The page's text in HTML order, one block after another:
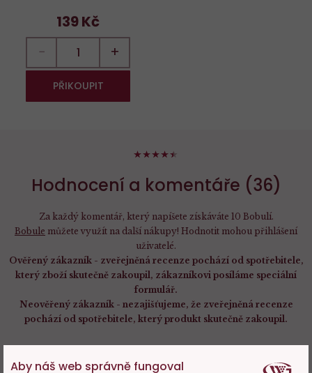
139 Kč
− +
PŘIKOUPIT
Hodnocení a komentáře (36)
88%
Za každý komentář, který napíšete získáváte 10 Bobulí.
Bobule můžete využít na další nákupy! Hodnotit mohou přihlášení
uživatelé.
Ověřený zákazník - zveřejněná recenze pochází od spotřebitele,
který zboží skutečně zakoupil, zákazníkovi posíláme speciální
formulář.
Neověřený zákazník - nezajišťujeme, že zveřejněná recenze
pochází od spotřebitele, který produkt skutečně zakoupil.
OVĚŘENÝ ZÁKAZNÍK
Aby náš web správně fungoval